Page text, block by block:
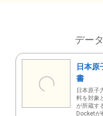
デー
日本原
書
日本原子
料を対象
が所蔵す
Docketが